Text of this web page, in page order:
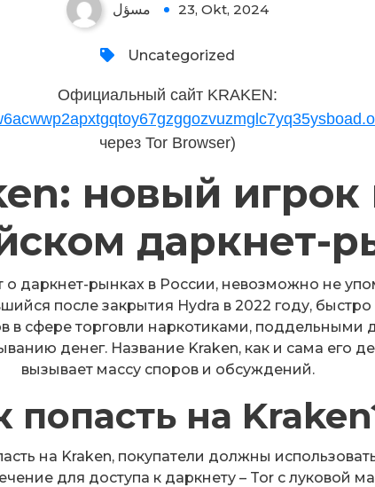
مسؤل 23, Okt, 2024
Uncategorized
Официальный сайт KRAKEN:
через Tor Browser)
новый игрок
даркнет-
о даркнет-рынках в России, невозможно не
после закрытия Hydra в 2022 году,
в сфере торговли наркотиками, поддельными
денег. Название Kraken, как и сама его
вызывает массу споров и обсуждений.
попасть на
на Kraken, покупатели должны
для доступа к даркнету – Tor с луковой